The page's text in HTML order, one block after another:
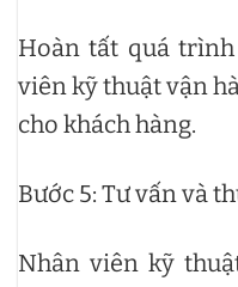
Hoàn tất quá
viên kỹ thuật vận
cho khách hàng.
Bước 5: Tư vấn và
Nhân viên kỹ